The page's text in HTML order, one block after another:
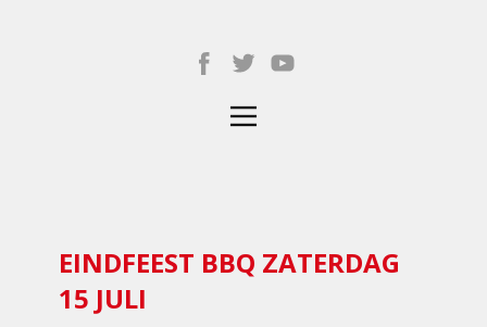
EINDFEEST BBQ ZATERDAG
15 JULI